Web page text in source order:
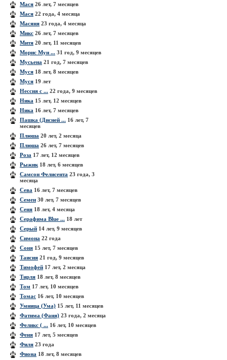
Мася 26 лет, 7 месяцев
Мася 22 года, 4 месяца
Масяня 23 года, 4 месяца
Микс 26 лет, 7 месяцев
Митя 20 лет, 11 месяцев
Морис Мун ... 31 год, 9 месяцев
Мусьена 21 год, 7 месяцев
Муся 18 лет, 8 месяцев
Муся 19 лет
Нессия с ... 22 года, 9 месяцев
Ника 15 лет, 12 месяцев
Ника 16 лет, 7 месяцев
Пашка (Дисней ... 16 лет, 7
месяцев
Плюша 20 лет, 2 месяца
Плюша 26 лет, 7 месяцев
Роза 17 лет, 12 месяцев
Рыжик 18 лет, 6 месяцев
Самсон Фелисента 23 года, 3
месяца
Сева 16 лет, 7 месяцев
Семен 30 лет, 7 месяцев
Сеня 18 лет, 4 месяца
Серафима Blue ... 18 лет
Серый 14 лет, 9 месяцев
Симона 22 года
Соня 15 лет, 7 месяцев
Таисия 21 год, 9 месяцев
Тимофей 17 лет, 2 месяца
Тирля 18 лет, 8 месяцев
Том 17 лет, 10 месяцев
Томас 16 лет, 10 месяцев
Умница (Ума) 15 лет, 11 месяцев
Фатима (Фаня) 23 года, 2 месяца
Феликс ( ... 16 лет, 10 месяцев
Феня 17 лет, 5 месяцев
Филя 23 года
Фиона 18 лет, 8 месяцев